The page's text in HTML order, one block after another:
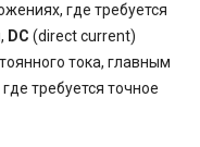
где требуется
DC (direct current)
тока, главным
требуется точное